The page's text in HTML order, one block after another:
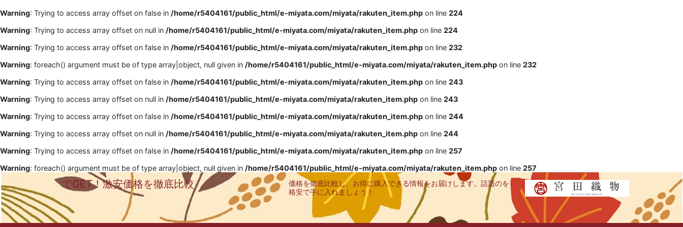
Warning: Trying to access array offset on false in /home/r5404161/public_html/e-miyata.com/miyata/rakuten_item.php on line 224
Warning: Trying to access array offset on null in /home/r5404161/public_html/e-miyata.com/miyata/rakuten_item.php on line 224
Warning: Trying to access array offset on false in /home/r5404161/public_html/e-miyata.com/miyata/rakuten_item.php on line 232
Warning: foreach() argument must be of type array|object, null given in /home/r5404161/public_html/e-miyata.com/miyata/rakuten_item.php on line 232
Warning: Trying to access array offset on false in /home/r5404161/public_html/e-miyata.com/miyata/rakuten_item.php on line 243
Warning: Trying to access array offset on null in /home/r5404161/public_html/e-miyata.com/miyata/rakuten_item.php on line 243
Warning: Trying to access array offset on false in /home/r5404161/public_html/e-miyata.com/miyata/rakuten_item.php on line 244
Warning: Trying to access array offset on null in /home/r5404161/public_html/e-miyata.com/miyata/rakuten_item.php on line 244
Warning: Trying to access array offset on false in /home/r5404161/public_html/e-miyata.com/miyata/rakuten_item.php on line 257
Warning: foreach() argument must be of type array|object, null given in /home/r5404161/public_html/e-miyata.com/miyata/rakuten_item.php on line 257
でGET！激安価格を徹底比較
価格を徹底比較し、お得に購入できる情報をお届けします。話題のを
格安で手に入れましょう！